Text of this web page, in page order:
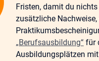
Fristen, damit du
zusätzliche
„Berufsausbildung“ für
Ausbildungsplätzen